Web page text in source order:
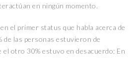
en ningún momento.
el primer status que habla acerca de
de las personas estuvieron de
el otro 30% estuvo en desacuerdo; En